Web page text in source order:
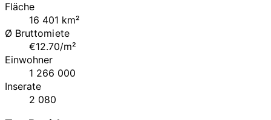
Fläche
16 401 km²
Ø Bruttomiete
€12.70/m²
Einwohner
1 266 000
Inserate
2 080